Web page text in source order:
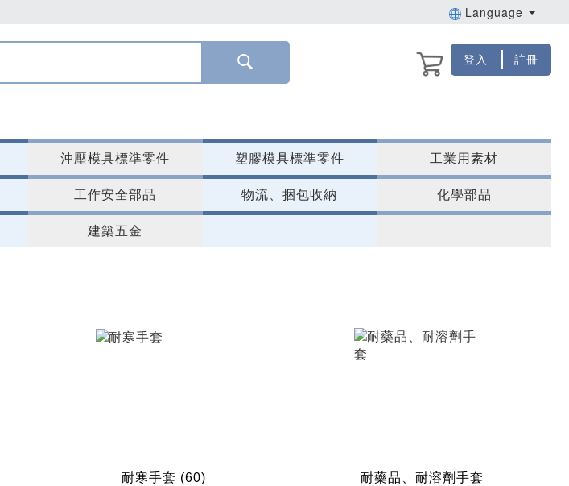
Language
登入 註冊
沖壓模具標準零件 塑膠模具標準零件 工業用素材
工作安全部品 物流、捆包收納 化學部品
建築五金
耐寒手套 (60) 耐藥品、耐溶劑手套